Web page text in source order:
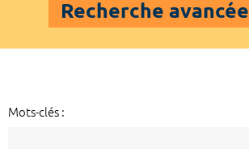
Recherche avancée
Mots-clés :